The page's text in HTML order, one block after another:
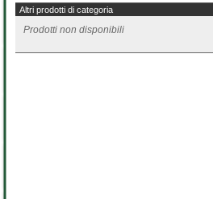
Altri prodotti di categoria
Prodotti non disponibili